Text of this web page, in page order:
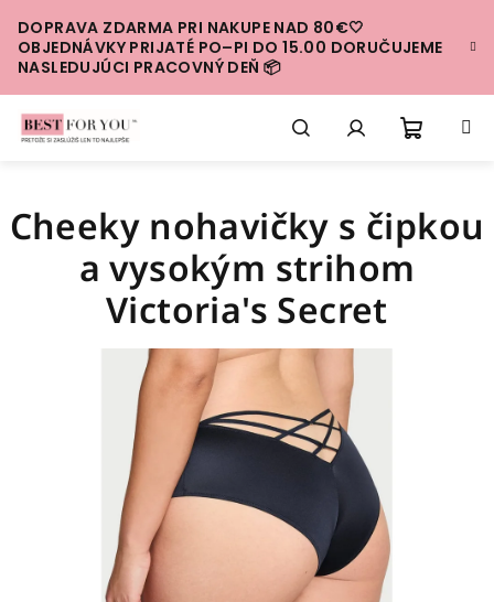
na
obsah
DOPRAVA ZDARMA PRI NAKUPE NAD 80€🤍
OBJEDNÁVKY PRIJATÉ PO–PI DO 15.00 DORUČUJEME
NASLEDUJÚCI PRACOVNÝ DEŇ 📦
košík
Cheeky nohavičky s čipkou
a vysokým strihom
Victoria's Secret